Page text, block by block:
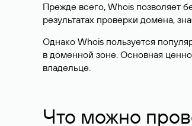
Прежде всего, Whois позволяет
результатах проверки домена,
Однако Whois пользуется
в доменной зоне. Основная
владельце.
Что можно